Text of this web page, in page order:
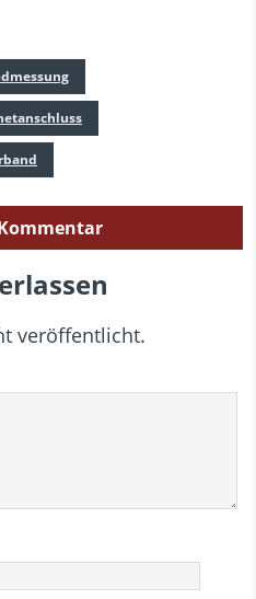
veröffentlicht.